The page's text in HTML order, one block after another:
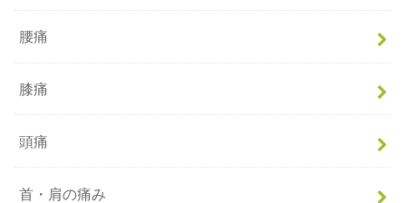
腰痛
膝痛
頭痛
首・肩の痛み